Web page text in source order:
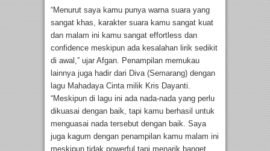
“Menurut saya kamu punya warna suara yang
sangat khas, karakter suara kamu sangat kuat
dan malam ini kamu sangat effortless dan
confidence meskipun ada kesalahan lirik sedikit
di awal,” ujar Afgan. Penampilan memukau
lainnya juga hadir dari Diva (Semarang) dengan
lagu Mahadaya Cinta milik Kris Dayanti.
“Meskipun di lagu ini ada nada-nada yang perlu
dikuasai dengan baik, tapi kamu berhasil untuk
menguasai nada tersebut dengan baik. Saya
juga kagum dengan penampilan kamu malam ini
meskipun tidak powerful tapi menarik banget